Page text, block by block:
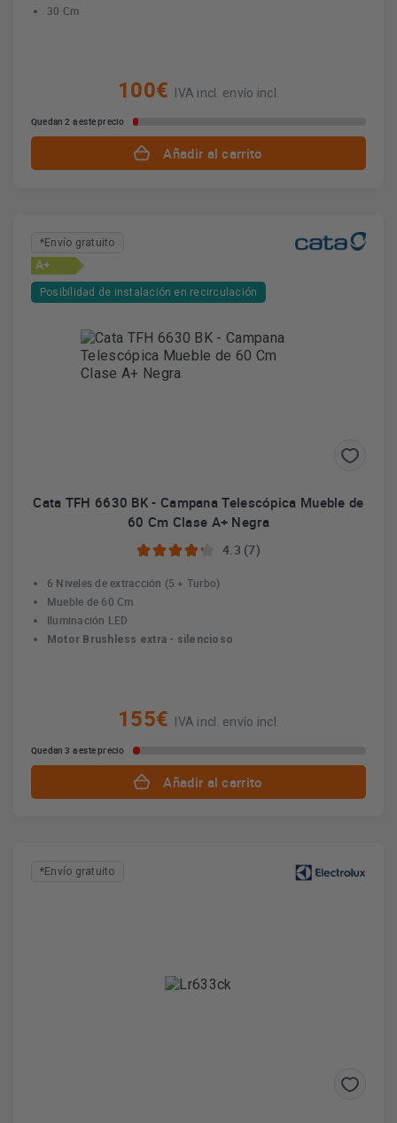
30 Cm
100€ IVA incl. envío incl.
Quedan 2 a este precio
Añadir al carrito
*Envío gratuito
A+
Posibilidad de instalación en recirculación
Cata TFH 6630 BK - Campana Telescópica Mueble de
60 Cm Clase A+ Negra
4.3 (7)
6 Niveles de extracción (5 + Turbo)
Mueble de 60 Cm
Iluminación LED
Motor Brushless extra - silencioso
155€ IVA incl. envío incl.
Quedan 3 a este precio
Añadir al carrito
*Envío gratuito